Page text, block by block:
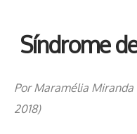
Síndrome
Por Maramélia
2018)